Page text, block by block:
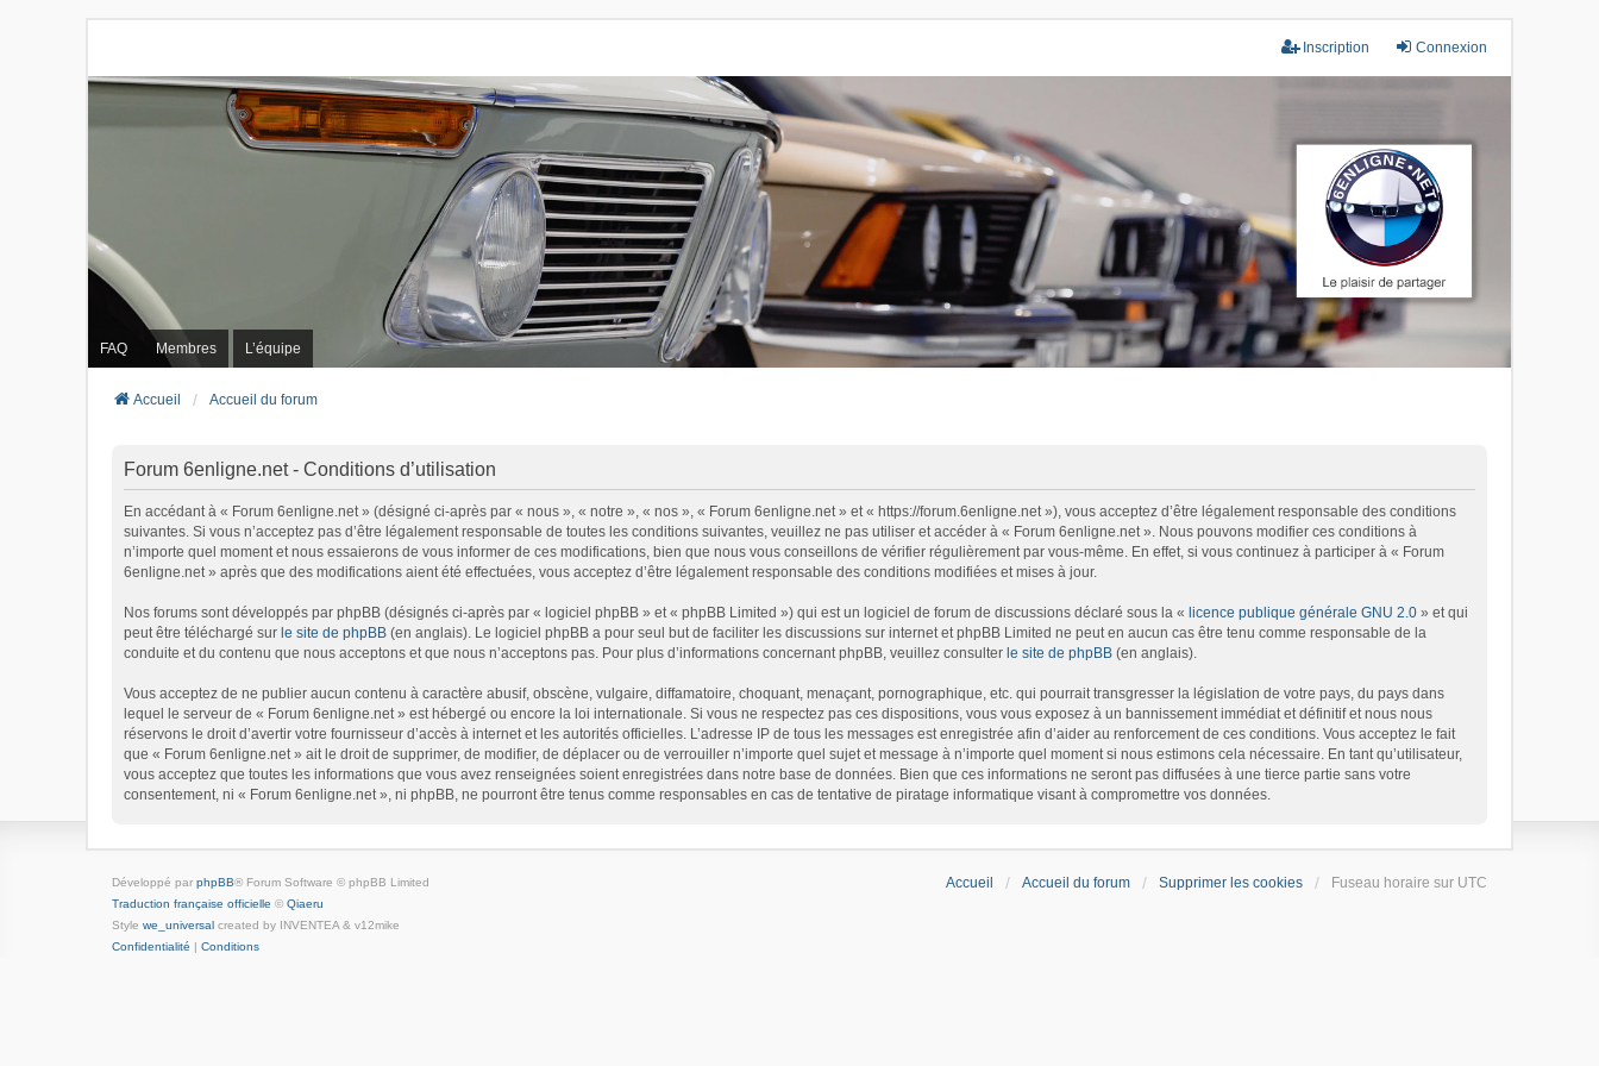
Connexion
Inscription
FAQ Membres L’équipe
Accueil Accueil du forum
Forum 6enligne.net - Conditions d’utilisation
En accédant à « Forum 6enligne.net » (désigné ci-après par « nous », « notre », « nos », « Forum 6enligne.net » et « https://forum.6enligne.net »), vous acceptez d’être légalement responsable des conditions
suivantes. Si vous n’acceptez pas d’être légalement responsable de toutes les conditions suivantes, veuillez ne pas utiliser et accéder à « Forum 6enligne.net ». Nous pouvons modifier ces conditions à
n’importe quel moment et nous essaierons de vous informer de ces modifications, bien que nous vous conseillons de vérifier régulièrement par vous-même. En effet, si vous continuez à participer à « Forum
6enligne.net » après que des modifications aient été effectuées, vous acceptez d’être légalement responsable des conditions modifiées et mises à jour.
Nos forums sont développés par phpBB (désignés ci-après par « logiciel phpBB » et « phpBB Limited ») qui est un logiciel de forum de discussions déclaré sous la « licence publique générale GNU 2.0 » et qui
peut être téléchargé sur le site de phpBB (en anglais). Le logiciel phpBB a pour seul but de faciliter les discussions sur internet et phpBB Limited ne peut en aucun cas être tenu comme responsable de la
conduite et du contenu que nous acceptons et que nous n’acceptons pas. Pour plus d’informations concernant phpBB, veuillez consulter le site de phpBB (en anglais).
Vous acceptez de ne publier aucun contenu à caractère abusif, obscène, vulgaire, diffamatoire, choquant, menaçant, pornographique, etc. qui pourrait transgresser la législation de votre pays, du pays dans
lequel le serveur de « Forum 6enligne.net » est hébergé ou encore la loi internationale. Si vous ne respectez pas ces dispositions, vous vous exposez à un bannissement immédiat et définitif et nous nous
réservons le droit d’avertir votre fournisseur d’accès à internet et les autorités officielles. L’adresse IP de tous les messages est enregistrée afin d’aider au renforcement de ces conditions. Vous acceptez le fait
que « Forum 6enligne.net » ait le droit de supprimer, de modifier, de déplacer ou de verrouiller n’importe quel sujet et message à n’importe quel moment si nous estimons cela nécessaire. En tant qu’utilisateur,
vous acceptez que toutes les informations que vous avez renseignées soient enregistrées dans notre base de données. Bien que ces informations ne seront pas diffusées à une tierce partie sans votre
consentement, ni « Forum 6enligne.net », ni phpBB, ne pourront être tenus comme responsables en cas de tentative de piratage informatique visant à compromettre vos données.
Accueil Accueil du forum Supprimer les cookies Fuseau horaire sur UTC
Développé par phpBB® Forum Software © phpBB Limited
Traduction française officielle © Qiaeru
Style we_universal created by INVENTEA & v12mike
Confidentialité | Conditions